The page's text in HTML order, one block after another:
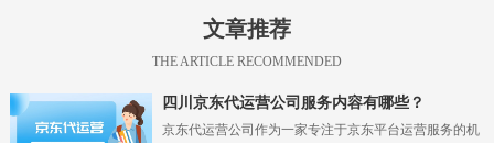
文章推荐
THE ARTICLE RECOMMENDED
四川 京东代运营公司服务内容有哪些？
京东代运营公司作为一家专注于京东平台运营服务的机